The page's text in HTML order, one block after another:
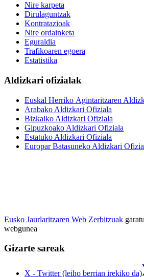
Nire karpeta
Dirulaguntzak
Kontratazioak
Nire ordainketa
Eguraldia
Trafikoaren egoera
Estatistika
Aldizkari ofizialak
Euskal Herriko Agintaritzaren
Arabako Aldizkari Ofiziala
Bizkaiko Aldizkari Ofiziala
Gipuzkoako Aldizkari Ofiziala
Estatuko Aldizkari Ofiziala
Europar Batasuneko Aldizkari
Eusko Jaurlaritzaren Web Zerbitzuak
webgunea
Gizarte sareak
X - Twitter (leiho berrian irekiko da)